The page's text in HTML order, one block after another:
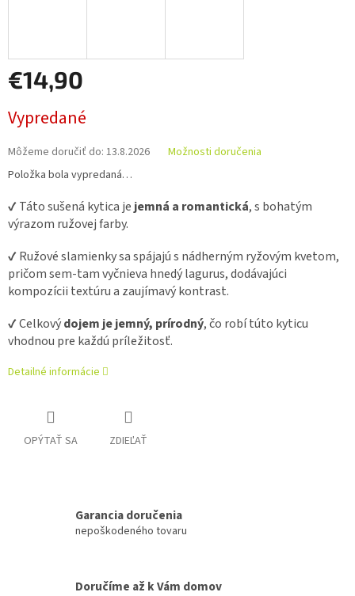
€14,90
cena:
Vypredané
Môžeme doručiť do: 13.8.2026
Možnosti doručenia
Položka bola vypredaná…
✔️ Táto sušená kytica je jemná a romantická, s bohatým
výrazom ružovej farby.
✔️ Ružové slamienky sa spájajú s nádherným ryžovým kvetom,
pričom sem-tam vyčnieva hnedý lagurus, dodávajúci
kompozícii textúru a zaujímavý kontrast.
✔️ Celkovýdojem je jemný, prírodný, čo robí túto kyticu
vhodnou pre každú príležitosť.
Detailné informácie
OPÝTAŤ SA ZDIEĽAŤ
Garancia doručenia
nepoškodeného tovaru
Doručíme až k Vám domov